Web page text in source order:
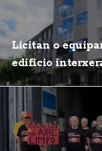
Licitan o
edificio